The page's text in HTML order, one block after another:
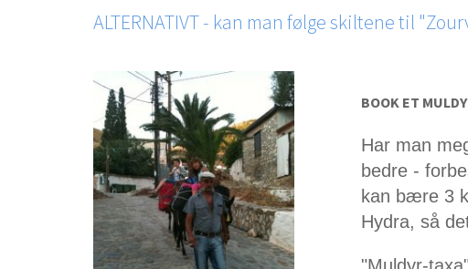
ALTERNATIVT - kan man følge skiltene til
BOOK ET
Har man
bedre -
kan bære 3
Hydra, så